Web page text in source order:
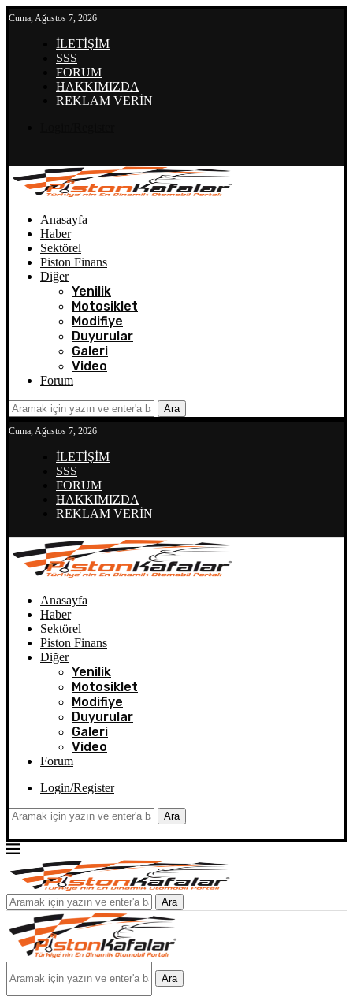
Cuma, Ağustos 7, 2026
İLETİŞİM
SSS
FORUM
HAKKIMIZDA
REKLAM VERİN
Anasayfa
Haber
Sektörel
Piston Finans
Diğer
Yenilik
Motosiklet
Modifiye
Duyurular
Galeri
Video
Forum
Ara
Cuma, Ağustos 7, 2026
İLETİŞİM
SSS
FORUM
HAKKIMIZDA
REKLAM VERİN
Anasayfa
Haber
Sektörel
Piston Finans
Diğer
Yenilik
Motosiklet
Modifiye
Duyurular
Galeri
Video
Forum
Login/Register
Ara
Ara
Ara